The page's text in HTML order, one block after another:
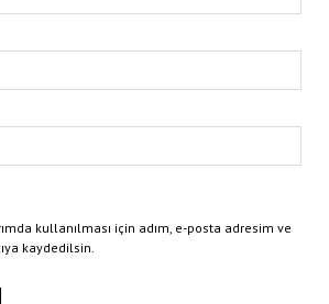
kullanılması için adım, e-posta adresim ve
kaydedilsin.